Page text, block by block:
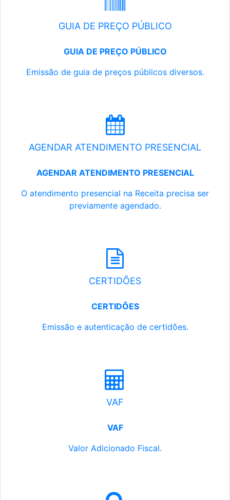
GUIA DE PREÇO PÚBLICO
GUIA DE PREÇO PÚBLICO
Emissão de guia de preços públicos diversos.
AGENDAR ATENDIMENTO PRESENCIAL
AGENDAR ATENDIMENTO PRESENCIAL
O atendimento presencial na Receita precisa ser
previamente agendado.
CERTIDÕES
CERTIDÕES
Emissão e autenticação de certidões.
VAF
VAF
Valor Adicionado Fiscal.